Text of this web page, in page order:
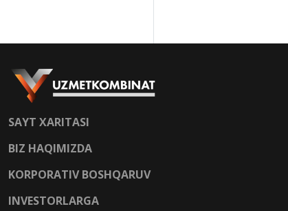
SAYT XARITASI
BIZ HAQIMIZDA
KORPORATIV BOSHQARUV
INVESTORLARGA